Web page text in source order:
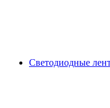
Светодиодные